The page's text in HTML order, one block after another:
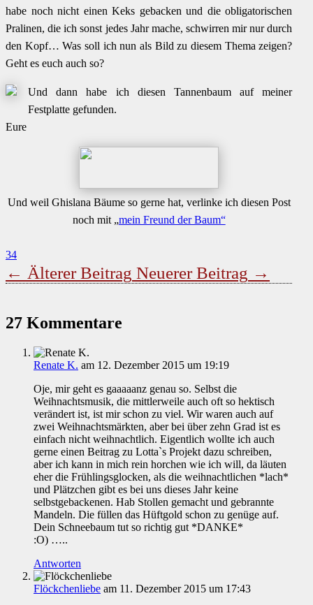
habe noch nicht einen Keks gebacken und die obligatorischen
Pralinen, die ich sonst jedes Jahr mache, schwirren mir nur durch
den Kopf… Was soll ich nun als Bild zu diesem Thema zeigen?
Geht es euch auch so?
Und dann habe ich diesen Tannenbaum auf meiner
Festplatte gefunden.
Eure
Und weil Ghislana Bäume so gerne hat, verlinke ich diesen Post
noch mit „mein Freund der Baum“
34
← Älterer Beitrag Neuerer Beitrag →
27 Kommentare
Renate K. am 12. Dezember 2015 um 19:19
Oje, mir geht es gaaaaanz genau so. Selbst die
Weihnachtsmusik, die mittlerweile auch oft so hektisch
verändert ist, ist mir schon zu viel. Wir waren auch auf
zwei Weihnachtsmärkten, aber bei über zehn Grad ist es
einfach nicht weihnachtlich. Eigentlich wollte ich auch
gerne einen Beitrag zu Lotta`s Projekt dazu schreiben,
aber ich kann in mich rein horchen wie ich will, da läuten
eher die Frühlingsglocken, als die weihnachtlichen *lach*
und Plätzchen gibt es bei uns dieses Jahr keine
selbstgebackenen. Hab Stollen gemacht und gebrannte
Mandeln. Die füllen das Hüftgold schon zu genüge auf.
Dein Schneebaum tut so richtig gut *DANKE*
:O) …..
Antworten
Flöckchenliebe am 11. Dezember 2015 um 17:43